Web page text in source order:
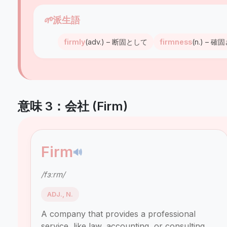
🌱派生語
firmly(adv.) – 断固として firmness(n.) – 確固
意味 3：会社 (Firm)
Firm🔊
/fɜːrm/
ADJ., N.
A company that provides a professional